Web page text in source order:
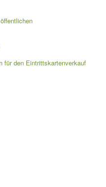
für den Eintrittskartenverkauf